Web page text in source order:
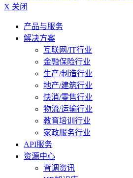
X 关闭
产品与服务
解决方案
互联网/IT行业
金融保险行业
生产/制造行业
地产/建筑行业
快消/零售行业
物流/运输行业
教育培训行业
家政服务行业
API服务
资源中心
背调资讯